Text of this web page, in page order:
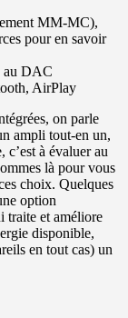
MM-MC),
pour en savoir
au DAC
AirPlay
on parle
ampli tout-en un,
c’est à évaluer au
là pour vous
choix. Quelques
option
traite et améliore
disponible,
en tout cas) un